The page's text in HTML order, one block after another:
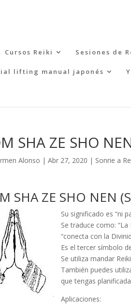
Cursos Reiki Sesiones de
lifting manual japonés
SHA ZE SHO
Alonso |Abr 27, 2020 | Sonrie a
SHA ZE SHO NEN
Su significado es “ni
Se traduce como:
“conecta con la
Es el tercer símbolo
Se utiliza mandar
También puedes
que tengas
Aplicaciones: